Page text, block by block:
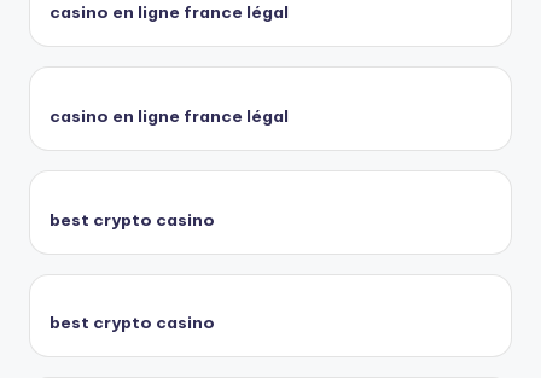
casino en ligne france légal
casino en ligne france légal
best crypto casino
best crypto casino